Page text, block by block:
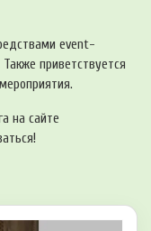
event-
приветствуется
на сайте